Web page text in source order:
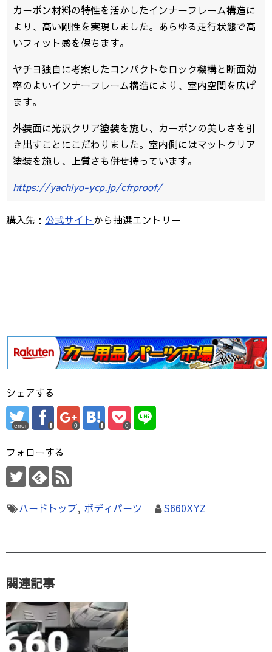
カーボン材料の特性を活かしたインナーフレーム構造に
より、高い剛性を実現しました。あらゆる走行状態で高
いフィット感を保ちます。
ヤチヨ独自に考案したコンパクトなロック機構と断面効
率のよいインナーフレーム構造により、室内空間を広げ
ます。
外装面に光沢クリア塗装を施し、カーボンの美しさを引
き出すことにこだわりました。室内側にはマットクリア
塗装を施し、上質さも併せ持っています。
https://yachiyo-ycp.jp/cfrproof/
購入先： 公式サイト から抽選エントリー
シェアする
error 0 0
フォローする
ハードトップ, ボディパーツ S660XYZ
関連記事